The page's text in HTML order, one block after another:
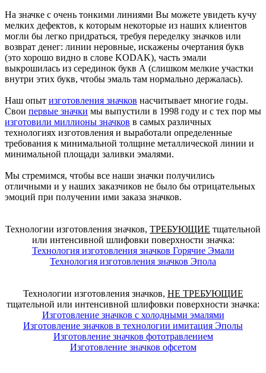
На значке с очень тонкими линиями Вы можете увидеть кучу
мелких дефектов, к которым некоторые из наших клиентов
могли бы легко придраться, требуя переделку значков или
возврат денег: линии неровные, искажены очертания букв
(это хорошо видно в слове KODAK), часть эмали
выкрошилась из серединок букв А (слишком мелкие участки
внутри этих букв, чтобы эмаль там нормально держалась).
Наш опыт изготовления значков насчитывает многие годы.
Свои первые значки мы выпустили в 1998 году и с тех пор мы
изготовили миллионы значков в самых различных
технологиях изготовления и выработали определенные
требования к минимальной толщине металлической линии и
минимальной площади заливки эмалями.
Мы стремимся, чтобы все наши значки получились
отличными и у наших заказчиков не было бы отрицательных
эмоций при получении ими заказа значков.
Технологии изготовления значков, ТРЕБУЮЩИЕ тщательной
или интенсивной шлифовки поверхности значка:
Технология изготовления значков Горячие Эмали
Технология изготовления значков Эпола
Технологии изготовления значков, НЕ ТРЕБУЮЩИЕ
тщательной или интенсивной шлифовки поверхности значка:
Изготовление значков с холодными эмалями
Изготовление значков в технологии имитация Эполы
Изготовление значков фототравлением
Изготовление значков офсетом